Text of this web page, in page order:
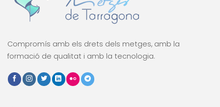
Compromís amb els drets dels metges, amb la
formació de qualitat i amb la tecnologia.